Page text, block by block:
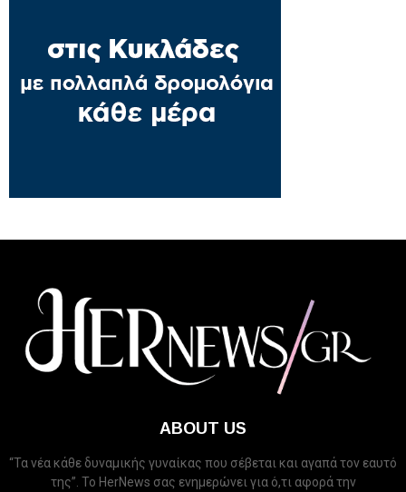
ABOUT US
“Τα νέα κάθε δυναμικής γυναίκας που σέβεται και αγαπά τον εαυτό
της”. Το HerNews σας ενημερώνει για ό,τι αφορά την